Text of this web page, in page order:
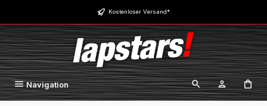
Zum Hauptinhalt springen Kostenloser Versand*
Navigation